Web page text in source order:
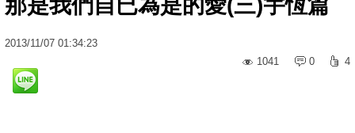
那是我們自已為是的愛(三)宇恆篇
2013/11/07 01:34:23
1041
0 4